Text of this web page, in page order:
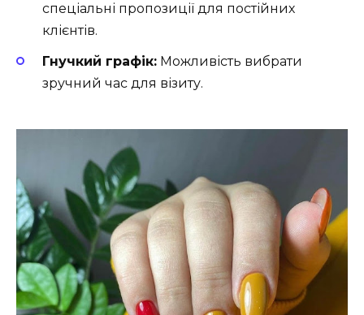
спеціальні пропозиції для постійних
клієнтів.
Гнучкий графік: Можливість вибрати
зручний час для візиту.